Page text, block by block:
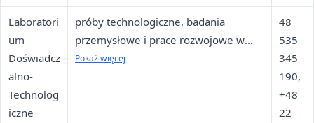
Laboratori
um
Doświadcz
alno-
Technolog
iczne
próby technologiczne, badania
przemysłowe i prace rozwojowe w
skali półtechnicznej oraz produkcja
Pokaż więcej
48
535
345
190,
+48
22